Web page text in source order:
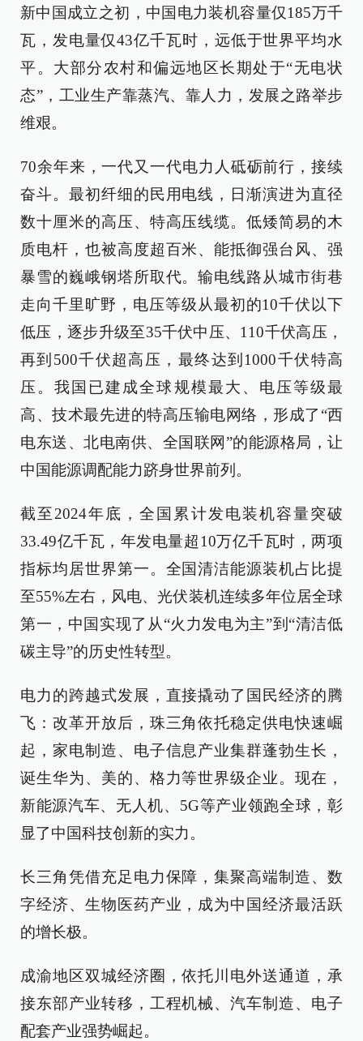
新中国成立之初，中国电力装机容量仅185万千
瓦，发电量仅43亿千瓦时，远低于世界平均水
平。大部分农村和偏远地区长期处于“无电状
态”，工业生产靠蒸汽、靠人力，发展之路举步
维艰。
70余年来，一代又一代电力人砥砺前行，接续
奋斗。最初纤细的民用电线，日渐演进为直径
数十厘米的高压、特高压线缆。低矮简易的木
质电杆，也被高度超百米、能抵御强台风、强
暴雪的巍峨钢塔所取代。输电线路从城市街巷
走向千里旷野，电压等级从最初的10千伏以下
低压，逐步升级至35千伏中压、110千伏高压，
再到500千伏超高压，最终达到1000千伏特高
压。我国已建成全球规模最大、电压等级最
高、技术最先进的特高压输电网络，形成了“西
电东送、北电南供、全国联网”的能源格局，让
中国能源调配能力跻身世界前列。
截至2024年底，全国累计发电装机容量突破
33.49亿千瓦，年发电量超10万亿千瓦时，两项
指标均居世界第一。全国清洁能源装机占比提
至55%左右，风电、光伏装机连续多年位居全球
第一，中国实现了从“火力发电为主”到“清洁低
碳主导”的历史性转型。
电力的跨越式发展，直接撬动了国民经济的腾
飞：改革开放后，珠三角依托稳定供电快速崛
起，家电制造、电子信息产业集群蓬勃生长，
诞生华为、美的、格力等世界级企业。现在，
新能源汽车、无人机、5G等产业领跑全球，彰
显了中国科技创新的实力。
长三角凭借充足电力保障，集聚高端制造、数
字经济、生物医药产业，成为中国经济最活跃
的增长极。
成渝地区双城经济圈，依托川电外送通道，承
接东部产业转移，工程机械、汽车制造、电子
配套产业强势崛起。